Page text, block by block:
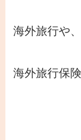
海外旅行や
海外旅行保